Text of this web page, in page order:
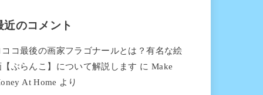
近のコメント
ココ最後の画家フラゴナールとは？有名な絵
【ぶらんこ】について解説します に Make
At Home より